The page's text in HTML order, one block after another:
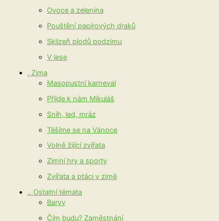
Ovoce a zelenina
Pouštění papírových draků
Sklizeň plodů podzimu
V lese
. Zima
Masopustní karneval
Přijde k nám Mikuláš
Sníh, led, mráz
Těšíme se na Vánoce
Volně žijící zvířata
Zimní hry a sporty
Zvířata a ptáci v zimě
.. Ostatní témata
Barvy
Čím budu? Zaměstnání